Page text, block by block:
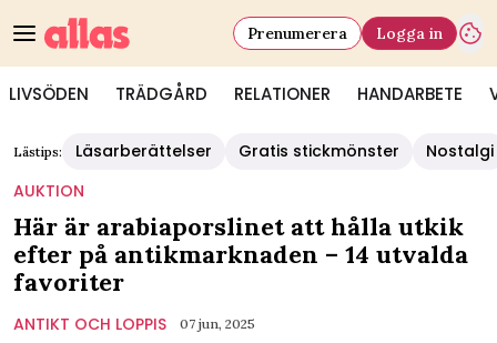
LIVSÖDEN TRÄDGÅRD RELATIONER HANDARBETE
Prenumerera Logga in
Lästips: Läsarberättelser Gratis stickmönster
Nostalgi
AUKTION
Här är arabiaporslinet att hålla utkik
efter på antikmarknaden – 14 utvalda
favoriter
ANTIKT OCH LOPPIS 07 jun, 2025